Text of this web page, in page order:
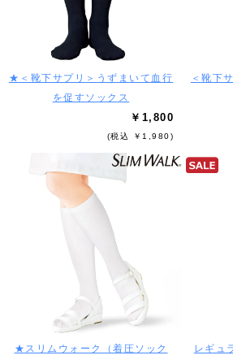
★＜靴下サプリ＞うずまいて血行
を促すソックス
￥1,800
(税込 ￥1,980)
＜靴下
★スリムウォーク（着圧ソック
レギュ